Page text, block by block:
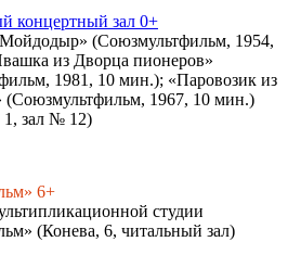
концертный зал 0+
(Союзмультфильм, 1954,
из Дворца пионеров»
1981, 10 мин.); «Паровозик из
(Союзмультфильм, 1967, 10 мин.)
1, зал № 12)
6+
студии
(Конева, 6, читальный зал)